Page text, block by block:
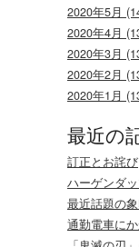
2020年5月
2020年4月
2020年3月
2020年2月
2020年1月
最近の
訂正とお詫び
ハーゲンダ
最近話題の
通勤電車に